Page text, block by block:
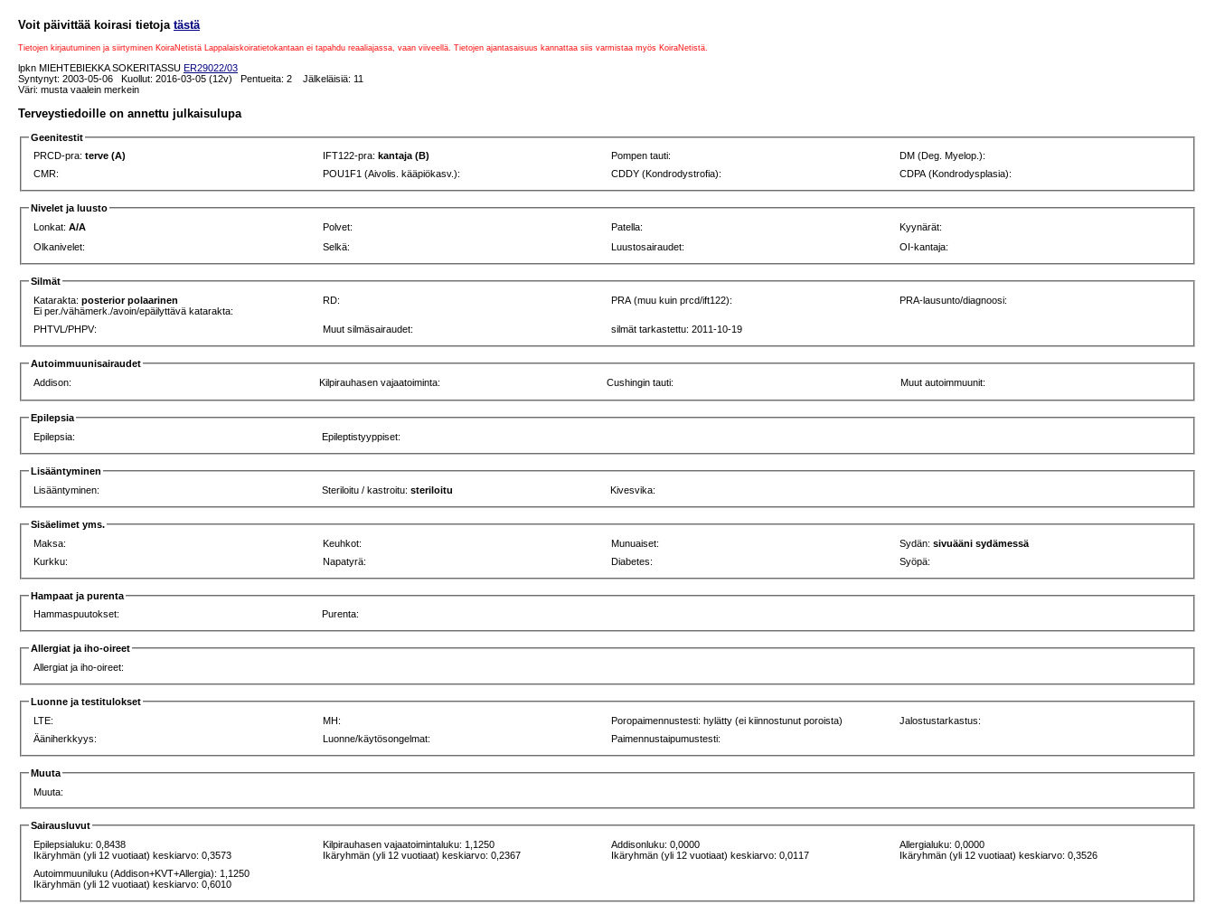
Voit päivittää koirasi tietoja tästä
Tietojen kirjautuminen ja siirtyminen KoiraNetistä Lappalaiskoiratietokantaan ei tapahdu reaaliajassa, vaan viiveellä. Tietojen ajantasaisuus kannattaa siis varmistaa myös KoiraNetistä.
lpkn MIEHTEBIEKKA SOKERITASSU ER29022/03
Syntynyt: 2003-05-06 Kuollut: 2016-03-05 (12v) Pentueita: 2 Jälkeläisiä: 11
Väri: musta vaalein merkein
Terveystiedoille on annettu julkaisulupa
Geenitestit
PRCD-pra:terve (A) IFT122-pra: kantaja (B) Pompen tauti:
DM (Deg. Myelop.):
CMR:
POU1F1 (Aivolis. kääpiökasv.): CDDY (Kondrodystrofia): CDPA (Kondrodysplasia):
Nivelet ja luusto
Lonkat:A/A Polvet: Patella:
Kyynärät:
Olkanivelet:
Selkä: Luustosairaudet: OI-kantaja:
Silmät
Katarakta:posterior polaarinen
Ei per./vähämerk./avoin/epäilyttävä katarakta:
RD: PRA (muu kuin prcd/ift122): PRA-lausunto/diagnoosi:
PHTVL/PHPV: Muut silmäsairaudet: silmät tarkastettu: 2011-10-19
Autoimmuunisairaudet
Addison:
Kilpirauhasen vajaatoiminta: Cushingin tauti: Muut autoimmuunit:
Epilepsia
Epilepsia:
Epileptistyyppiset:
Lisääntyminen
Lisääntyminen:
Steriloitu / kastroitu:steriloitu Kivesvika:
Sisäelimet yms.
Maksa:
Keuhkot: Munuaiset: Sydän:sivuääni sydämessä
Kurkku:
Napatyrä: Diabetes: Syöpä:
Hampaat ja purenta
Hammaspuutokset:
Purenta:
Allergiat ja iho-oireet
Allergiat ja iho-oireet:
Luonne ja testitulokset
LTE:
MH: Poropaimennustesti: hylätty (ei kiinnostunut poroista)
Jalostustarkastus:
Ääniherkkyys:
Luonne/käytösongelmat: Paimennustaipumustesti:
Muuta
Muuta:
Sairausluvut
Epilepsialuku: 0,8438
Ikäryhmän (yli 12 vuotiaat) keskiarvo: 0,3573
Kilpirauhasen vajaatoimintaluku: 1,1250
Ikäryhmän (yli 12 vuotiaat) keskiarvo: 0,2367
Addisonluku: 0,0000
Ikäryhmän (yli 12 vuotiaat) keskiarvo: 0,0117
Allergialuku: 0,0000
Ikäryhmän (yli 12 vuotiaat) keskiarvo: 0,3526
Autoimmuuniluku (Addison+KVT+Allergia): 1,1250
Ikäryhmän (yli 12 vuotiaat) keskiarvo: 0,6010